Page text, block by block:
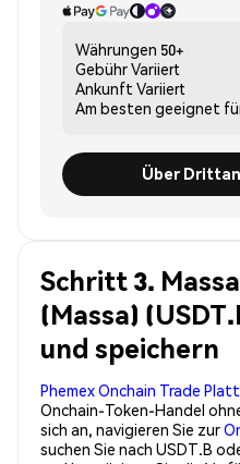
Währungen 50+
GebührVariiert
Ankunft Variiert
Am besten geeignet
Über
Schritt 3.
(Massa)
und speichern
Phemex Onchain Trade
Onchain-Token-Handel
sich an, navigieren Sie zur
suchen Sie nach USDT.B